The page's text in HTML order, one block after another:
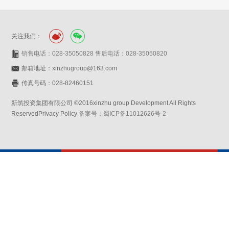
关注我们：
销售电话：028-35050828 售后电话：028-35050820
邮箱地址：xinzhugroup@163.com
传真号码：028-82460151
新筑投资集团有限公司 ©2016xinzhu group Development All Rights
ReservedPrivacy Policy备案号：蜀ICP备11012626号-2